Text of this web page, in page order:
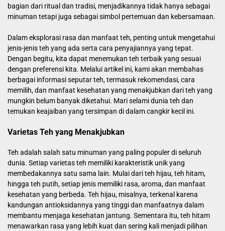
bagian dari ritual dan tradisi, menjadikannya tidak hanya sebagai
minuman tetapi juga sebagai simbol pertemuan dan kebersamaan.
Dalam eksplorasi rasa dan manfaat teh, penting untuk mengetahui
jenis-jenis teh yang ada serta cara penyajiannya yang tepat.
Dengan begitu, kita dapat menemukan teh terbaik yang sesuai
dengan preferensi kita. Melalui artikel ini, kami akan membahas
berbagai informasi seputar teh, termasuk rekomendasi, cara
memilih, dan manfaat kesehatan yang menakjubkan dari teh yang
mungkin belum banyak diketahui. Mari selami dunia teh dan
temukan keajaiban yang tersimpan di dalam cangkir kecil ini.
Varietas Teh yang Menakjubkan
Teh adalah salah satu minuman yang paling populer di seluruh
dunia. Setiap varietas teh memiliki karakteristik unik yang
membedakannya satu sama lain. Mulai dari teh hijau, teh hitam,
hingga teh putih, setiap jenis memiliki rasa, aroma, dan manfaat
kesehatan yang berbeda. Teh hijau, misalnya, terkenal karena
kandungan antioksidannya yang tinggi dan manfaatnya dalam
membantu menjaga kesehatan jantung. Sementara itu, teh hitam
menawarkan rasa yang lebih kuat dan sering kali menjadi pilihan